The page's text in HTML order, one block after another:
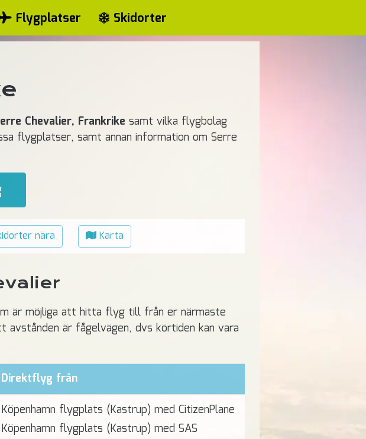
Flygplatser Skidorter
Chevalier, Frankrike samt vilka flygbolag
flygplatser, samt annan information om Serre
nära Karta
är möjliga att hitta flyg till från er närmaste
är fågelvägen, dvs körtiden kan vara
Direktflyg från
Köpenhamn flygplats (Kastrup) med CitizenPlane
Köpenhamn flygplats (Kastrup) med SAS